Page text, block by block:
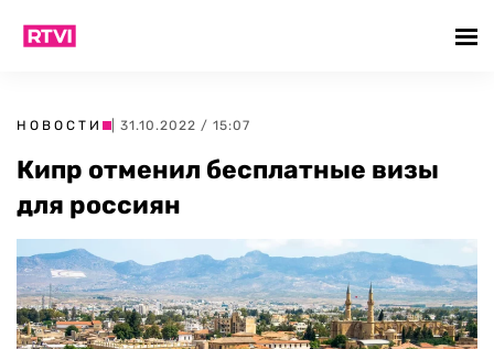
НОВОСТИ | 31.10.2022 / 15:07
Кипр отменил бесплатные визы
для россиян